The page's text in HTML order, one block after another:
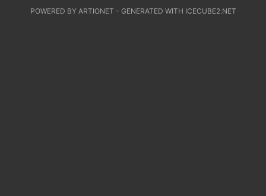
POWERED BY ARTIONET - GENERATED WITH ICECUBE2.NET